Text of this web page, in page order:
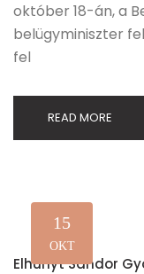
október 18-án, a
belügyminiszter
fel
READ MORE
15
OKT
Elhunyt Sándor